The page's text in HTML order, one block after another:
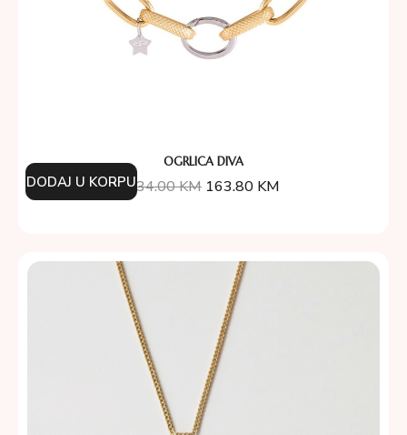
OGRLICA DIVA
234.00KM 163.80 KM
DODAJ U KORPU